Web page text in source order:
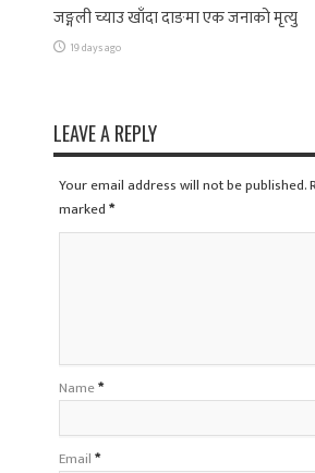
जङ्गली च्याउ खाँदा दाङमा एक जनाको मृत्यु
19 days ago
LEAVE A REPLY
Your email address will not be published.
marked*
Name*
Email*